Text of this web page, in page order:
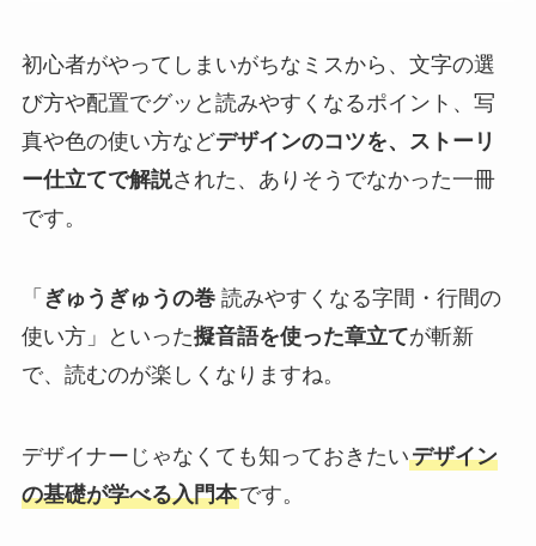
初心者がやってしまいがちなミスから、文字の選
び方や配置でグッと読みやすくなるポイント、写
真や色の使い方などデザインのコツを、ストーリ
ー仕立てで解説された、ありそうでなかった一冊
です。
「 ぎゅうぎゅうの巻読みやすくなる字間・行間の
使い方」といった擬音語を使った章立てが斬新
で、読むのが楽しくなりますね。
デザイナーじゃなくても知っておきたいデザイン
の基礎が学べる入門本です。